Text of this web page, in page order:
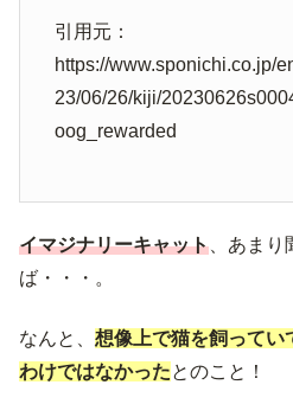
引用元：
https://www.sponichi.co.jp/
23/06/26/kiji/
oog_rewarded
イマジナリーキャット 、あま
ば・・・。
なんと、 想像上で猫を飼ってい
わけではなかったとのこと！